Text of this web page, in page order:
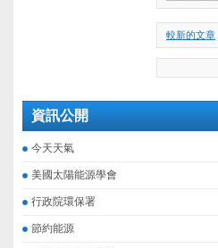
較新的文章
資訊公開
今天天氣
美國太陽能源學會
行政院環保署
節約能源